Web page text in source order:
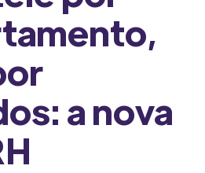
a nova